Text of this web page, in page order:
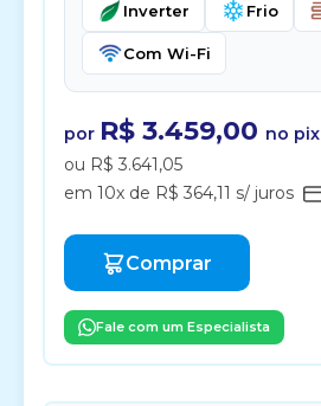
Inverter Frio
Com Wi-Fi
por R$ 3.459,00 no pix
ou R$ 3.641,05
em 10x de R$ 364,11 s/ juros
Comprar
Fale com um Especialista